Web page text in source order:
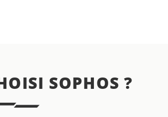
SOPHOS ?